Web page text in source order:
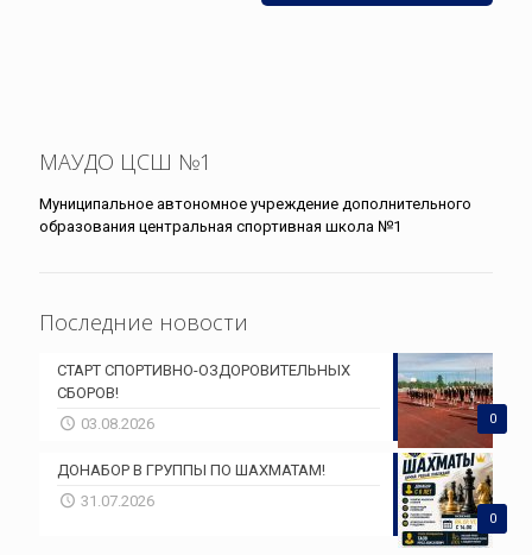
МАУДО ЦСШ №1
Муниципальное автономное учреждение дополнительного
образования центральная спортивная школа №1
Последние новости
0
СТАРТ СПОРТИВНО-ОЗДОРОВИТЕЛЬНЫХ
СБОРОВ!
03.08.2026
0
ДОНАБОР В ГРУППЫ ПО ШАХМАТАМ!
31.07.2026